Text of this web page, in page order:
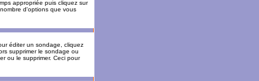
appropriée puis cliquez sur
d'options que vous
éditer un sondage, cliquez
supprimer le sondage ou
ou le supprimer. Ceci pour